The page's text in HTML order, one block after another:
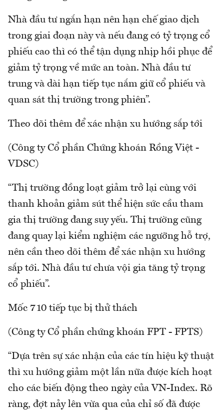
Nhà đầu tư ngắn hạn nên hạn chế giao dịch
trong giai đoạn này và nếu đang có tỷ trọng cổ
phiếu cao thì có thể tận dụng nhịp hồi phục để
giảm tỷ trọng về mức an toàn. Nhà đầu tư
trung và dài hạn tiếp tục nắm giữ cổ phiếu và
quan sát thị trường trong phiên”.
Theo dõi thêm để xác nhận xu hướng sắp tới
(Công ty Cổ phần Chứng khoán Rồng Việt -
VDSC)
“Thị trường đồng loạt giảm trở lại cùng với
thanh khoản giảm sút thể hiện sức cầu tham
gia thị trường đang suy yếu. Thị trường cũng
đang quay lại kiểm nghiệm các ngưỡng hỗ trợ,
nên cần theo dõi thêm để xác nhận xu hướng
sắp tới. Nhà đầu tư chưa vội gia tăng tỷ trọng
cổ phiếu”.
Mốc 710 tiếp tục bị thử thách
(Công ty Cổ phần chứng khoán FPT - FPTS)
“Dựa trên sự xác nhận của các tín hiệu kỹ thuật
thì xu hướng giảm một lần nữa được kích hoạt
cho các biến động theo ngày của VN-Index. Rõ
ràng, đợt nảy lên vừa qua của chỉ số đã được